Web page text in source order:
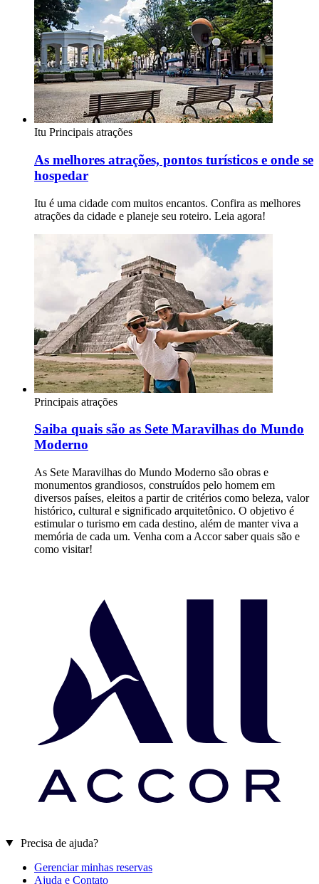
Itu Principais atrações
As melhores atrações, pontos turísticos e onde se
hospedar
Itu é uma cidade com muitos encantos. Confira as melhores
atrações da cidade e planeje seu roteiro. Leia agora!
Principais atrações
Saiba quais são as Sete Maravilhas do Mundo
Moderno
As Sete Maravilhas do Mundo Moderno são obras e
monumentos grandiosos, construídos pelo homem em
diversos países, eleitos a partir de critérios como beleza, valor
histórico, cultural e significado arquitetônico. O objetivo é
estimular o turismo em cada destino, além de manter viva a
memória de cada um. Venha com a Accor saber quais são e
como visitar!
Precisa de ajuda?
Gerenciar minhas reservas
Ajuda e Contato